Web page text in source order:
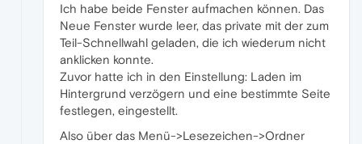
Ich habe beide Fenster aufmachen können. Das
Neue Fenster wurde leer, das private mit der zum
Teil-Schnellwahl geladen, die ich wiederum nicht
anklicken konnte.
Zuvor hatte ich in den Einstellung: Laden im
Hintergrund verzögern und eine bestimmte Seite
festlegen, eingestellt.
Also über das Menü->Lesezeichen->Ordner